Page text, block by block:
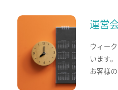
運営
ウィー
います。
お客様